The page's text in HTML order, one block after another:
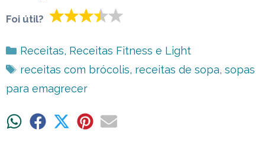
Foi útil?
Categorias
Receitas, Receitas Fitness e Light
Tags
receitas com brócolis, receitas de sopa, sopas
para emagrecer
ShareShare ShareShareShare